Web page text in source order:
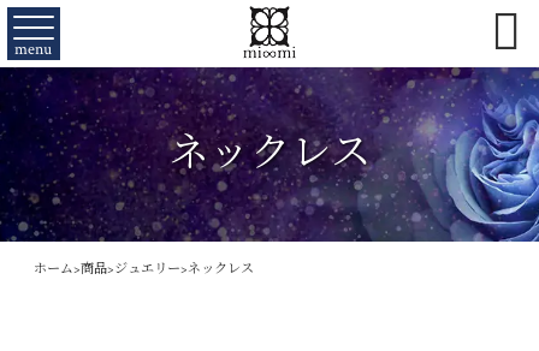
menu 
ネックレス
ホーム>商品>ジュエリー>ネックレス